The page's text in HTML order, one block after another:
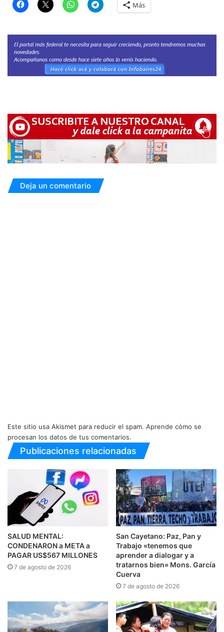
Más
Deja un comentario
Este sitio usa Akismet para reducir el spam. Aprende cómo se
procesan los datos de tus comentarios.
Publicaciones relacionadas
SALUD MENTAL:
CONDENARON a META a
PAGAR US$567 MILLONES
7 de agosto de 2026
San Cayetano: Paz, Pan y
Trabajo «tenemos que
aprender a dialogar y a
tratarnos bien» Mons. García
Cuerva
7 de agosto de 2026